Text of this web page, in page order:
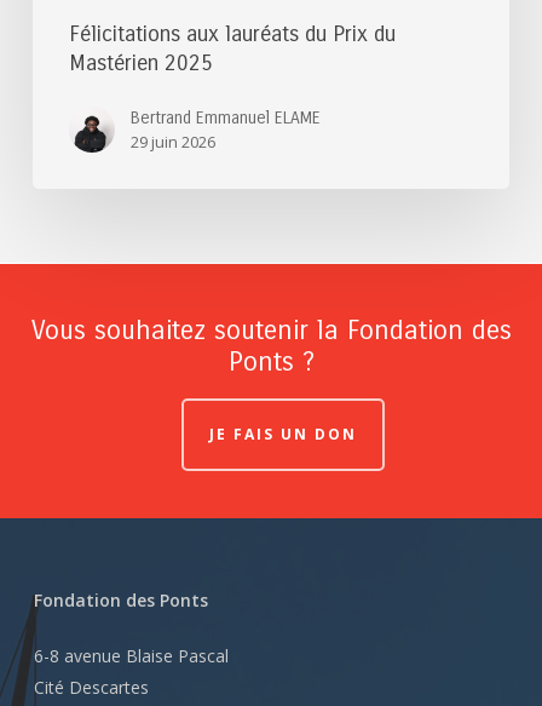
Félicitations aux lauréats du Prix du
Mastérien 2025
Bertrand Emmanuel ELAME
29 juin 2026
Vous souhaitez soutenir la Fondation des
Ponts ?
JE FAIS UN DON
Fondation des Ponts
6-8 avenue Blaise Pascal
Cité Descartes